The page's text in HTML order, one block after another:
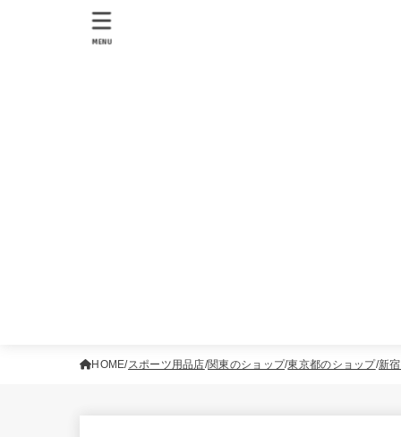
MENU
HOME スポーツ用品店 関東のショップ 東京都のショップ 新